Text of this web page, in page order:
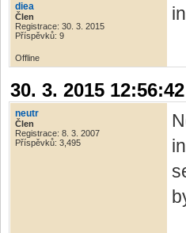
diea
Člen
Registrace: 30. 3. 2015
Příspěvků: 9
Offline
30. 3. 2015 12:56:42
neutr
Člen
Registrace: 8. 3. 2007
Příspěvků: 3,495